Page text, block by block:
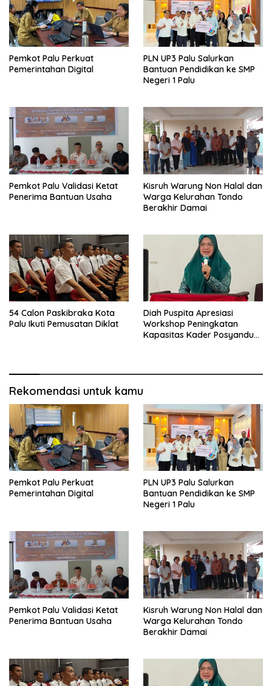
Pemkot Palu Perkuat
Pemerintahan Digital
PLN UP3 Palu Salurkan
Bantuan Pendidikan ke SMP
Negeri 1 Palu
Pemkot Palu Validasi Ketat
Penerima Bantuan Usaha
Kisruh Warung Non Halal dan
Warga Kelurahan Tondo
Berakhir Damai
54 Calon Paskibraka Kota
Palu Ikuti Pemusatan Diklat
Diah Puspita Apresiasi
Workshop Peningkatan
Kapasitas Kader Posyandu
Rekomendasi untuk kamu
Pemkot Palu Perkuat
Pemerintahan Digital
PLN UP3 Palu Salurkan
Bantuan Pendidikan ke SMP
Negeri 1 Palu
Pemkot Palu Validasi Ketat
Penerima Bantuan Usaha
Kisruh Warung Non Halal dan
Warga Kelurahan Tondo
Berakhir Damai